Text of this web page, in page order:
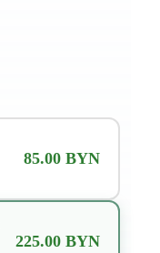
85.00 BYN
225.00 BYN